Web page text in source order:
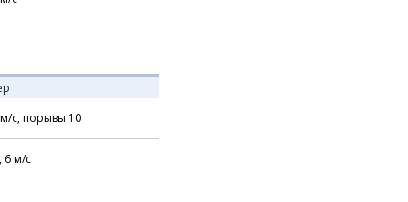
м/с, порывы 10
6м/с